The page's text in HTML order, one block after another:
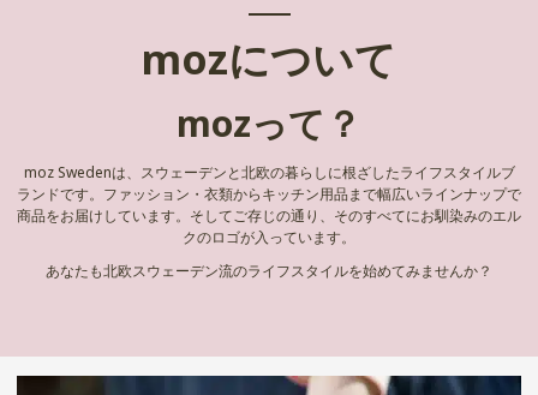
mozについて
mozって？
moz Swedenは、スウェーデンと北欧の暮らしに根ざしたライフスタイルブ
ランドです。ファッション・衣類からキッチン用品まで幅広いラインナップで
商品をお届けしています。そしてご存じの通り、そのすべてにお馴染みのエル
クのロゴが入っています。
あなたも北欧スウェーデン流のライフスタイルを始めてみませんか？